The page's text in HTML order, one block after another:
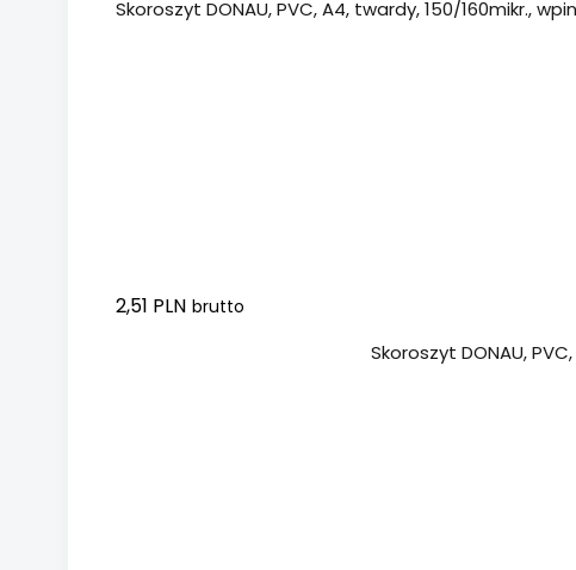
Skoroszyt DONAU, PVC, A4, twardy, 150/160mikr.,
2,51 PLN brutto
Skoroszyt DONAU,